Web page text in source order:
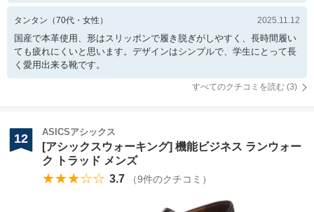
タンタン （70代・ 女性 ） 2025.11.12
国産で本革使用、形はスリッポンで履き脱ぎがしやすく、長時間履い
ても疲れにくいと思います。デザインはシンプルで、学生にとって長
く愛用出来る靴です。
すべてのクチコミを読む (3)
12 ASICSアシックス
[アシックスウォーキング] 機能ビジネス ランウォー
ク トラッド メンズ
★★★☆☆ 3.7 （9件のクチコミ）